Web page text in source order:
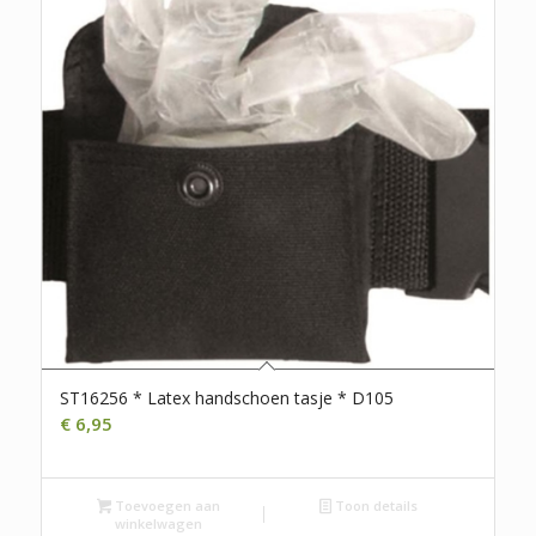
ST16256 * Latex handschoen tasje * D105
€6,95
Toevoegen aan
winkelwagen
Toon details